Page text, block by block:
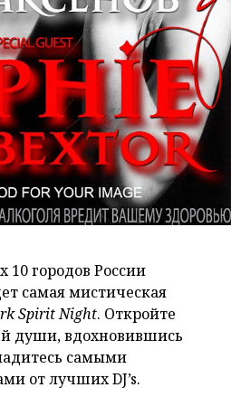
10 городов России
самая мистическая
Spirit Night. Откройте
души, вдохновившись
самыми
от лучших DJ’s.